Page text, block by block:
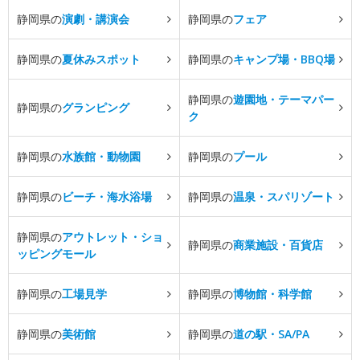
静岡県の演劇・講演会 静岡県のフェア
静岡県の夏休みスポット 静岡県のキャンプ場・BBQ場
静岡県のグランピング
静岡県の遊園地・テーマパー
ク
静岡県の水族館・動物園 静岡県のプール
静岡県のビーチ・海水浴場 静岡県の温泉・スパリゾート
静岡県のアウトレット・ショ
ッピングモール
静岡県の商業施設・百貨店
静岡県の工場見学 静岡県の博物館・科学館
静岡県の美術館 静岡県の道の駅・SA/PA